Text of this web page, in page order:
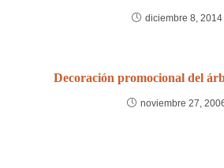
diciembre 8, 2014
Decoración promocional del
noviembre 27,